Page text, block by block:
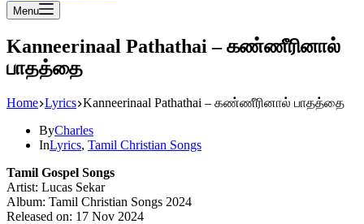
Menu
Kanneerinaal Pathathai – கண்ணீரினால்
பாதத்தை
Home Lyrics Kanneerinaal Pathathai – கண்ணீரினால் பாதத்தை
ByCharles
InLyrics, Tamil Christian Songs
Tamil Gospel Songs
Artist: Lucas Sekar
Album: Tamil Christian Songs 2024
Released on: 17 Nov 2024